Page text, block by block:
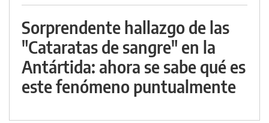
Sorprendente hallazgo de las
"Cataratas de sangre" en la
Antártida: ahora se sabe qué es
este fenómeno puntualmente